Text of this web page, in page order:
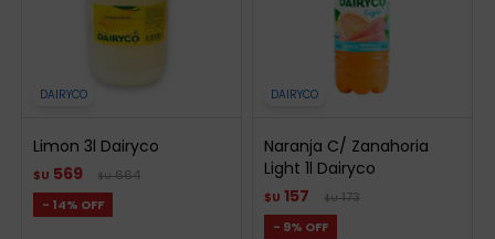
DAIRYCO
Limon 3l Dairyco
$U 569 $U 664
14
DAIRYCO
Naranja C/ Zanahoria
Light 1l Dairyco
$U 157 $U 173
9